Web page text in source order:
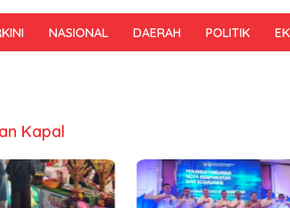
NASIONAL DAERAH POLITIK
Kapal